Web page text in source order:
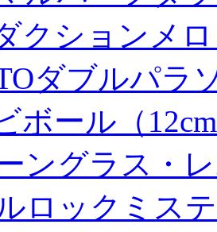
クションメ
ダブルパラ
ボール（
ングラス・
ロックミス